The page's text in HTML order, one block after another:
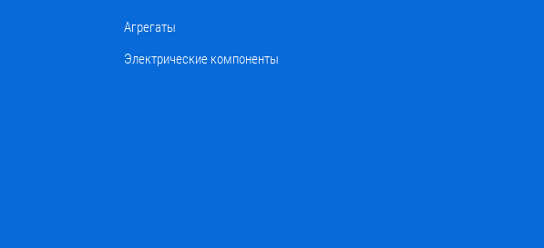
Агрегаты
Электрические компоненты